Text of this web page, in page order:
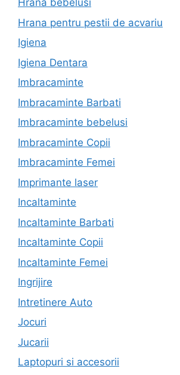
Hrana bebelusi
Hrana pentru pestii de acvariu
Igiena
Igiena Dentara
Imbracaminte
Imbracaminte Barbati
Imbracaminte bebelusi
Imbracaminte Copii
Imbracaminte Femei
Imprimante laser
Incaltaminte
Incaltaminte Barbati
Incaltaminte Copii
Incaltaminte Femei
Ingrijire
Intretinere Auto
Jocuri
Jucarii
Laptopuri si accesorii